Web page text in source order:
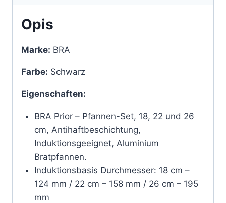
Opis
Marke: BRA
Farbe: Schwarz
Eigenschaften:
BRA Prior – Pfannen-Set, 18, 22 und 26
cm, Antihaftbeschichtung,
Induktionsgeeignet, Aluminium
Bratpfannen.
Induktionsbasis Durchmesser: 18 cm –
124 mm / 22 cm – 158 mm / 26 cm – 195
mm